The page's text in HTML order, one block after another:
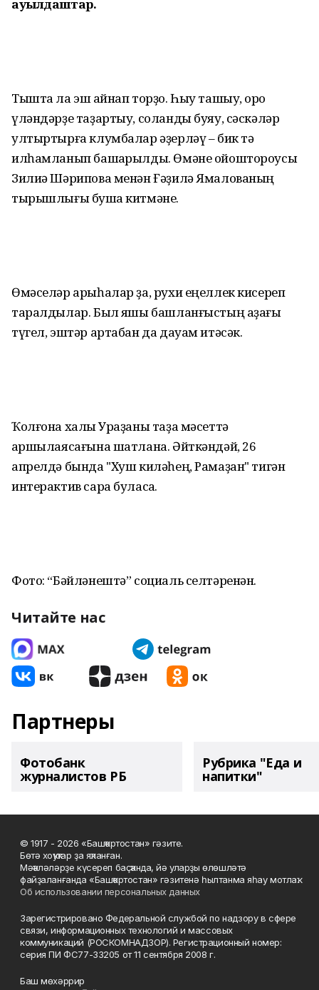
ауылдаштар.
Тышта ла эш ҡайнап торҙо. Һыу ташыу, ҡоро
үләндәрҙе таҙартыу, соланды буяу, сәскәләр
ултыртырға клумбалар әҙерләү – бик тә
илһамланып башҡарылды. Өмәне ойоштороусы
Зилиә Шәрипова менән Ғәҙилә Ямалованың
тырышлығы бушҡа китмәне.
Өмәселәр арыһалар ҙа, рухи еңеллек кисереп
таралдылар. Был яҡшы башланғыстың аҙағы
түгел, эштәр артабан да дауам итәсәк.
Ҡолғона халҡы Ураҙаны таҙа мәсеттә
ҡаршылаясағына шатлана. Әйткәндәй, 26
апрелдә бында "Хуш киләһең, Рамаҙан" тигән
интерактив сара буласаҡ.
Фото: “Бәйләнештә” социаль селтәренән.
Читайте нас
Партнеры
Фотобанк
журналистов РБ
Рубрика "Еда и
напитки"
© 1917 - 2026 «Башҡортостан» гәзите.
Бөтә хоҡуҡтар ҙа яҡланған.
Мәҡәләләрҙе күсереп баҫҡанда, йә уларҙы өлөшләтә
файҙаланғанда «Башҡортостан» гәзитенә һылтанма яһау мотлаҡ.
Об использовании персональных данных
Зарегистрировано Федеральной службой по надзору в сфере
связи, информационных технологий и массовых
коммуникаций (РОСКОМНАДЗОР). Регистрационный номер:
серия ПИ ФС77-33205 от 11 сентября 2008 г.
Баш мөхәррир